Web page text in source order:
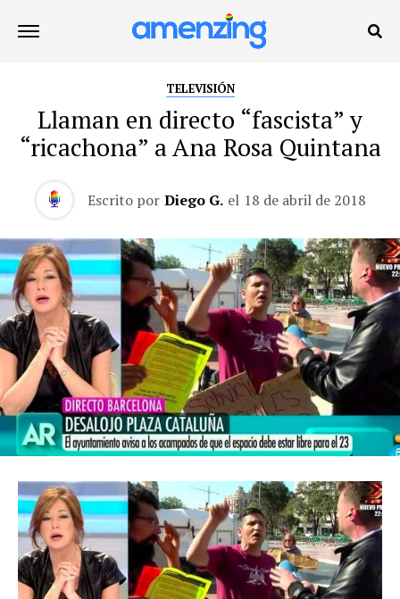
TELEVISIÓN
Llaman en directo “fascista” y
“ricachona” a Ana Rosa Quintana
Escrito por Diego G. el 18 de abril de 2018